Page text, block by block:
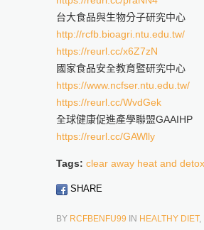
台大食品與生物分子研究中心
http://rcfb.bioagri.ntu.edu.tw/
https://reurl.cc/x6Z7zN
國家食品安全教育暨研究中心
https://www.ncfser.ntu.edu.tw/
https://reurl.cc/WvdGek
全球健康促進產學聯盟GAAIHP
https://reurl.cc/GAWlly
Tags: clear away heat and
SHARE
BY RCFBENFU99 IN HEALTHY DIET,